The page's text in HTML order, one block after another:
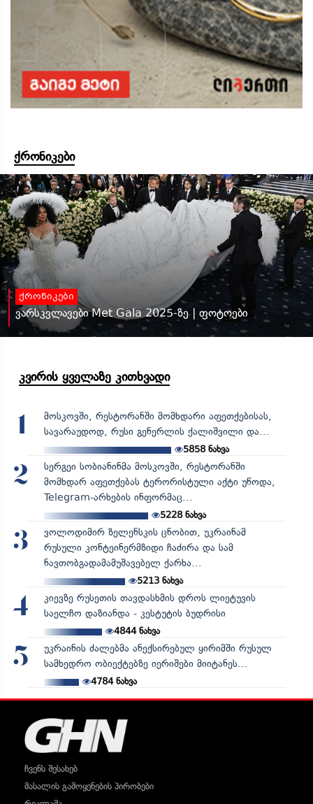
ქრონიკები
ქრონიკები
ვარსკვლავები Met Gala 2025-ზე | ფოტოები
კვირის ყველაზე კითხვადი
1
მოსკოვში, რესტორანში მომხდარი აფეთქებისას,
სავარაუდოდ, რუსი გენერლის ქალიშვილი და...
5858 ნახვა
2
სერგეი სობიანინმა მოსკოვში, რესტორანში
მომხდარ აფეთქებას ტერორისტული აქტი უწოდა,
Telegram-არხების ინფორმაც...
5228ნახვა
3
ვოლოდიმირ ზელენსკის ცნობით, უკრაინამ
რუსული კონტეინერმზიდი ჩაძირა და სამ
ნავთობგადამამუშავებელ ქარხა...
5213ნახვა
4
კიევზე რუსეთის თავდასხმის დროს ლიეტუვის
საელჩო დაზიანდა - კესტუტის ბუდრისი
4844ნახვა
5
უკრაინის ძალებმა ანექსირებულ ყირიმში რუსულ
სამხედრო ობიექტებზე იერიშები მიიტანეს...
4784ნახვა
ჩვენს შესახებ
მასალის გამოყენების პირობები